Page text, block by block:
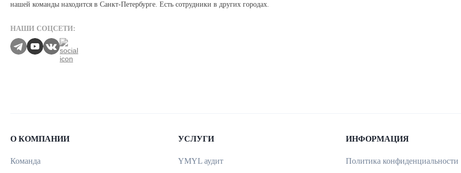
нашей команды находится в Санкт-Петербурге. Есть сотрудники в других городах.
НАШИ СОЦСЕТИ:
О КОМПАНИИ
Команда
УСЛУГИ
YMYL аудит
ИНФОРМАЦИЯ
Политика конфиденциальности